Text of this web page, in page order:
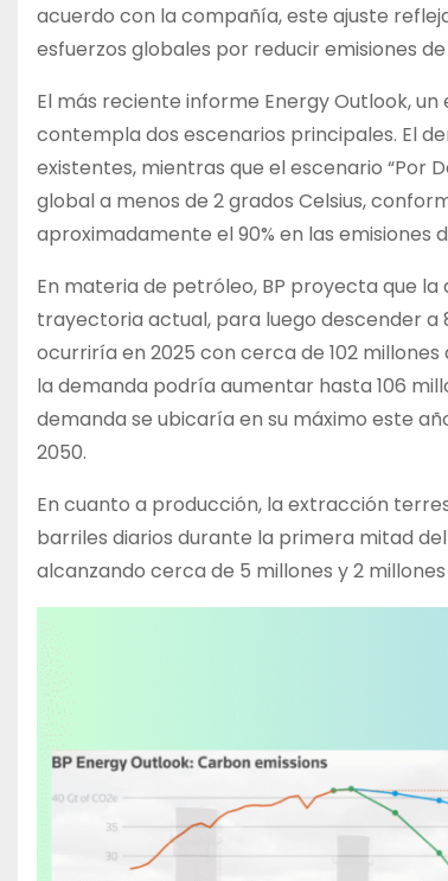
acuerdo con la compañía, este ajuste
esfuerzos globales por reducir emisiones
El más reciente informe Energy Outlook,
contempla dos escenarios principales. El
existentes, mientras que el escenario “Por
global a menos de 2 grados Celsius,
aproximadamente el 90% en las emisiones
En materia de petróleo, BP proyecta que
trayectoria actual, para luego descender a
ocurriría en 2025 con cerca de 102
la demanda podría aumentar hasta 106
demanda se ubicaría en su máximo este
2050.
En cuanto a producción, la extracción
barriles diarios durante la primera mitad
alcanzando cerca de 5 millones y 2